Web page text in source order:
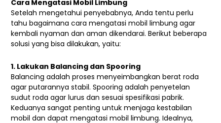
Cara Mengatasi Mobil Limbung
Setelah mengetahui penyebabnya, Anda tentu perlu
tahu bagaimana cara mengatasi mobil limbung agar
kembali nyaman dan aman dikendarai. Berikut beberapa
solusi yang bisa dilakukan, yaitu:
1. Lakukan Balancing dan Spooring
Balancing adalah proses menyeimbangkan berat roda
agar putarannya stabil. Spooring adalah penyetelan
sudut roda agar lurus dan sesuai spesifikasi pabrik.
Keduanya sangat penting untuk menjaga kestabilan
mobil dan dapat mengatasi mobil limbung. Idealnya,